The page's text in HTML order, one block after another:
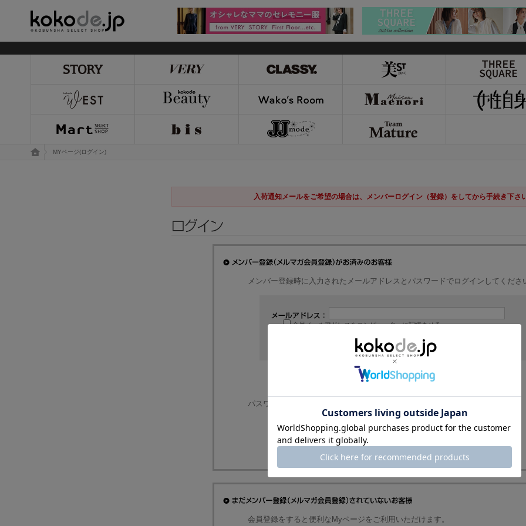
トップページ
MYページ(ログイン)
入荷通知メールをご希望の場合は、メンバーログイン（登録）をしてから手続き下さ
メンバー登録時に入力されたメールアドレスとパスワードでログインしてくださ
会員メールアドレスをコンピューターに記憶させる
パスワードを忘れた方はパスワードの再発行を行ってください。
ログインについて、よくあるご質問はこちらをご覧ください。
会員登録をすると便利なMyページをご利用いただけます。